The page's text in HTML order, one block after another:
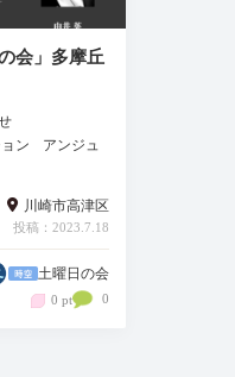
会」多摩丘
ン
アンジュ
川崎市高津区
投稿：2023.7.18
土曜日の会
0 pt 0